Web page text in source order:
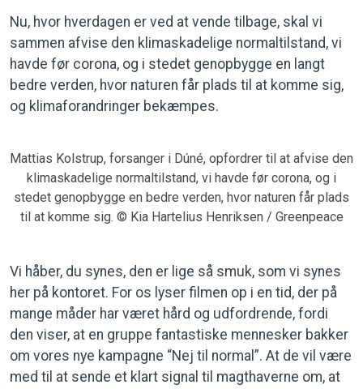
Nu, hvor hverdagen er ved at vende tilbage, skal vi
sammen afvise den klimaskadelige normaltilstand, vi
havde før corona, og i stedet genopbygge en langt
bedre verden, hvor naturen får plads til at komme sig,
og klimaforandringer bekæmpes.
Mattias Kolstrup, forsanger i Dúné, opfordrer til at afvise den
klimaskadelige normaltilstand, vi havde før corona, og i
stedet genopbygge en bedre verden, hvor naturen får plads
til at komme sig. © Kia Hartelius Henriksen / Greenpeace
Vi håber, du synes, den er lige så smuk, som vi synes
her på kontoret. For os lyser filmen op i en tid, der på
mange måder har været hård og udfordrende, fordi
den viser, at en gruppe fantastiske mennesker bakker
om vores nye kampagne “Nej til normal”. At de vil være
med til at sende et klart signal til magthaverne om, at